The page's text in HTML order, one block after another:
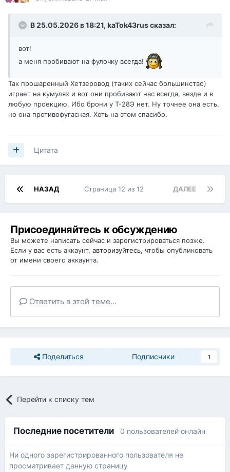
В 25.05.2026 в 18:21, kaTok43rusсказал:
вот!
а меня пробивают на фулочку всегда!
Так прошаренный Хетзеровод (таких сейчас большинство)
играет на кумулях и вот они пробивают нас всегда, везде и в
любую проекцию. Ибо брони у Т-28Э нет. Ну точнее она есть,
но она противофугасная. Хоть на этом спасибо.
Цитата
НАЗАД ДАЛЕЕ
Страница 12 из 12
Присоединяйтесь к обсуждению
Вы можете написать сейчас и зарегистрироваться позже.
Если у вас есть аккаунт, авторизуйтесь, чтобы опубликовать
от имени своего аккаунта.
Ответить в этой теме...
Поделиться Подписчики 1
Перейти к списку тем
Последние посетители 0 пользователей онлайн
Ни одного зарегистрированного пользователя не
просматривает данную страницу